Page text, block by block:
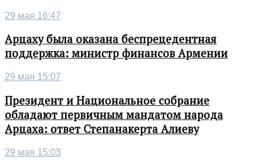
29 мая 16:47
Арцаху была оказана беспрецедентная
поддержка: министр финансов Армении
29 мая 15:07
Президент и Национальное собрание
обладают первичным мандатом народа
Арцаха: ответ Степанакерта Алиеву
29 мая 15:03